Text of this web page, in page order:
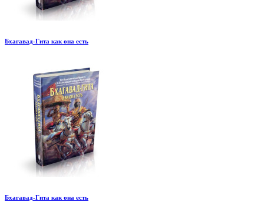
Бхагавад-Гита как она есть
Бхагавад-Гита как она есть